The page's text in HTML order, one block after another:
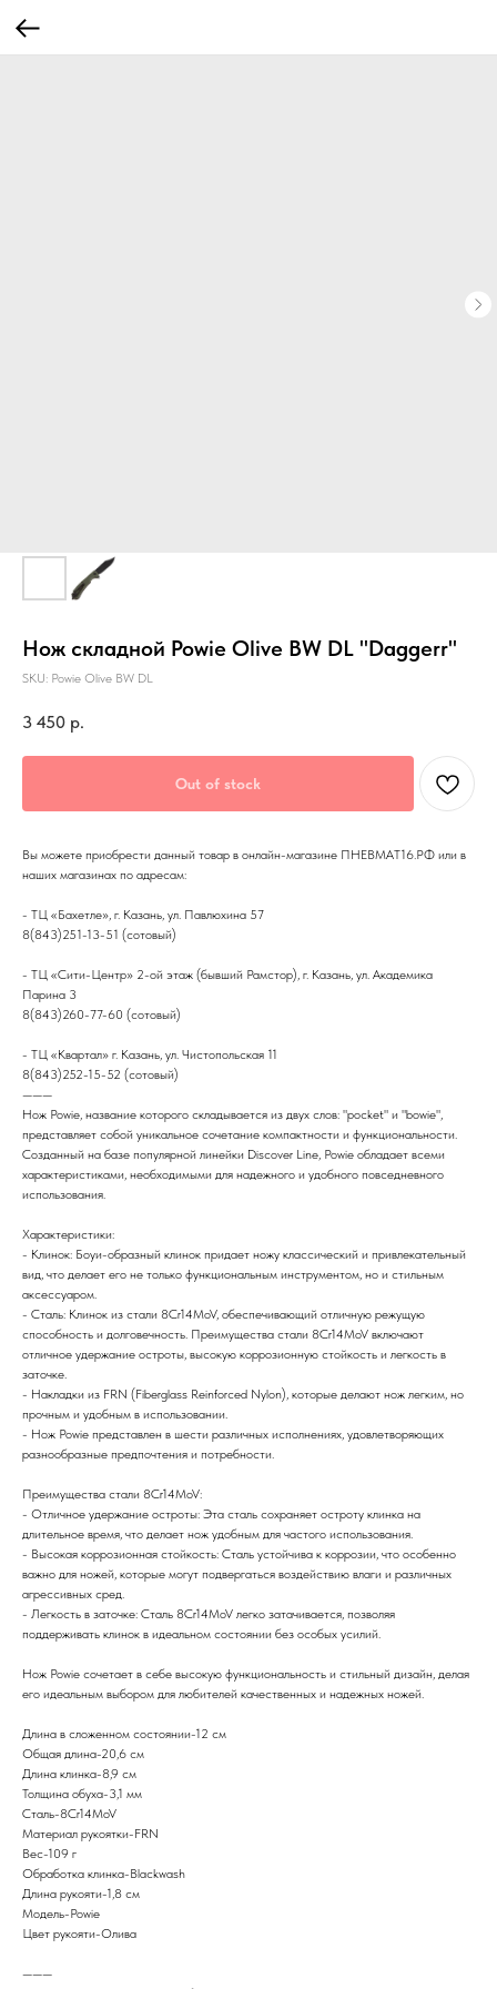
Нож складной Powie Olive BW DL "Daggerr"
SKU: Powie Olive BW DL
3 450 р.
Out of stock
Вы можете приобрести данный товар в онлайн-магазине ПНЕВМАТ16.РФ или в
наших магазинах по адресам:
- ТЦ «Бахетле», г. Казань, ул. Павлюхина 57
8(843)251-13-51 (сотовый)
- ТЦ «Сити-Центр» 2-ой этаж (бывший Рамстор), г. Казань, ул. Академика
Парина 3
8(843)260-77-60 (сотовый)
- ТЦ «Квартал» г. Казань, ул. Чистопольская 11
8(843)252-15-52 (сотовый)
———
Нож Powie, название которого складывается из двух слов: "pocket" и "bowie",
представляет собой уникальное сочетание компактности и функциональности.
Созданный на базе популярной линейки Discover Line, Powie обладает всеми
характеристиками, необходимыми для надежного и удобного повседневного
использования.
Характеристики:
- Клинок: Боуи-образный клинок придает ножу классический и привлекательный
вид, что делает его не только функциональным инструментом, но и стильным
аксессуаром.
- Сталь: Клинок из стали 8Cr14MoV, обеспечивающий отличную режущую
способность и долговечность. Преимущества стали 8Cr14MoV включают
отличное удержание остроты, высокую коррозионную стойкость и легкость в
заточке.
- Накладки из FRN (Fiberglass Reinforced Nylon), которые делают нож легким, но
прочным и удобным в использовании.
- Нож Powie представлен в шести различных исполнениях, удовлетворяющих
разнообразные предпочтения и потребности.
Преимущества стали 8Cr14MoV:
- Отличное удержание остроты: Эта сталь сохраняет остроту клинка на
длительное время, что делает нож удобным для частого использования.
- Высокая коррозионная стойкость: Сталь устойчива к коррозии, что особенно
важно для ножей, которые могут подвергаться воздействию влаги и различных
агрессивных сред.
- Легкость в заточке: Сталь 8Cr14MoV легко затачивается, позволяя
поддерживать клинок в идеальном состоянии без особых усилий.
Нож Powie сочетает в себе высокую функциональность и стильный дизайн, делая
его идеальным выбором для любителей качественных и надежных ножей.
Длина в сложенном состоянии-12 см
Общая длина-20,6 см
Длина клинка-8,9 см
Толщина обуха-3,1 мм
Сталь-8Cr14MoV
Материал рукоятки-FRN
Вес-109 г
Обработка клинка-Blackwash
Длина рукояти-1,8 см
Модель-Powie
Цвет рукояти-Олива
———